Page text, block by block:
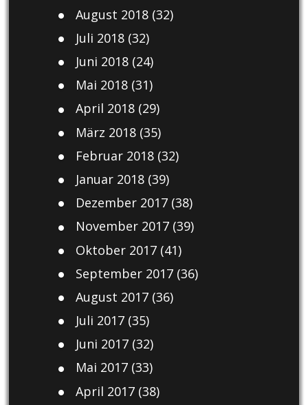
August 2018(32)
Juli 2018(32)
Juni 2018(24)
Mai 2018(31)
April 2018(29)
März 2018(35)
Februar 2018(32)
Januar 2018(39)
Dezember 2017(38)
November 2017(39)
Oktober 2017(41)
September 2017(36)
August 2017(36)
Juli 2017(35)
Juni 2017(32)
Mai 2017(33)
April 2017(38)